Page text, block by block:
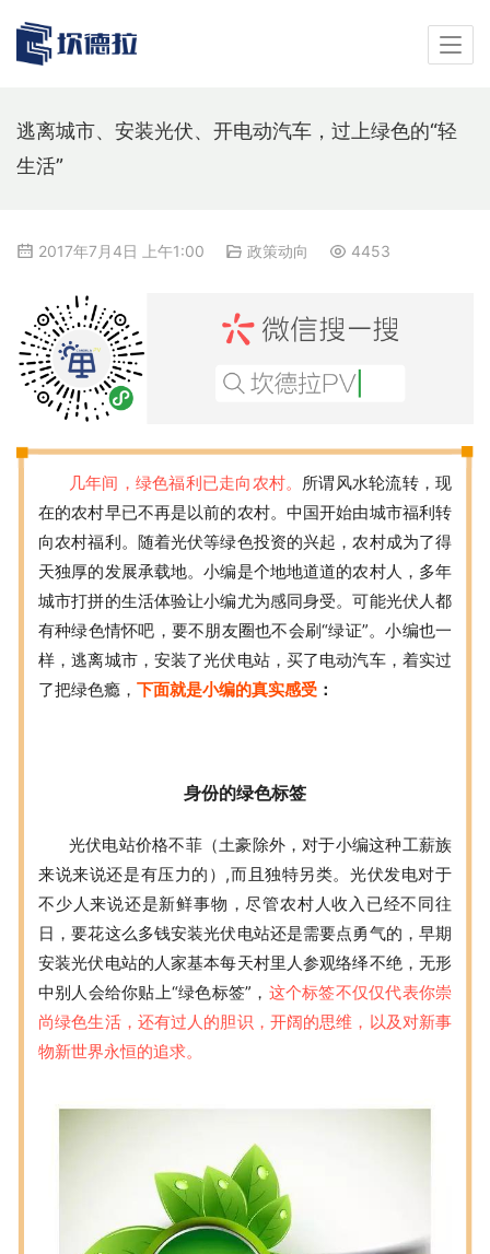
逃离城市、安装光伏、开电动汽车，过上绿色的“轻
生活”
2017年7月4日 上午1:00 政策动向 4453
几年间，绿色福利已走向农村。 所谓风水轮流转，现
在的农村早已不再是以前的农村。中国开始由城市福利转
向农村福利。随着光伏等绿色投资的兴起，农村成为了得
天独厚的发展承载地。小编是个地地道道的农村人，多年
城市打拼的生活体验让小编尤为感同身受。可能光伏人都
有种绿色情怀吧，要不朋友圈也不会刷“绿证”。小编也一
样，逃离城市，安装了光伏电站，买了电动汽车，着实过
了把绿色瘾， 下面就是小编的真实感受 ：
身份的绿色标签
光伏电站价格不菲（土豪除外，对于小编这种工薪族
来说来说还是有压力的）,而且独特另类。光伏发电对于
不少人来说还是新鲜事物，尽管农村人收入已经不同往
日，要花这么多钱安装光伏电站还是需要点勇气的，早期
安装光伏电站的人家基本每天村里人参观络绎不绝，无形
中别人会给你贴上“绿色标签”， 这个标签不仅仅代表你崇
尚绿色生活，还有过人的胆识，开阔的思维，以及对新事
物新世界永恒的追求。